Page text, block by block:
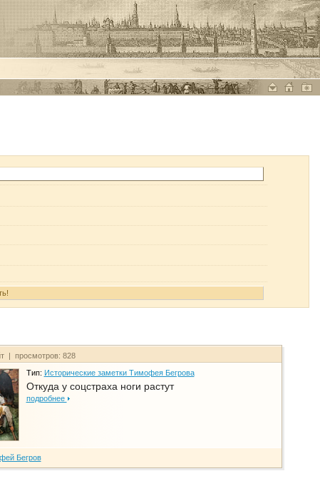
| просмотров: 828
Тип: Исторические заметки Тимофея Бегрова
Откуда у соцстраха ноги растут
подробнее
Бегров